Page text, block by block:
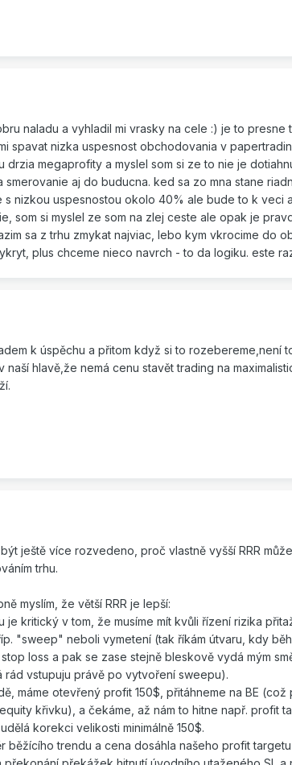
naladu a vyhladil mi vrasky na cele :) je to presne
spavat nizka uspesnost obchodovania v
drzia megaprofity a myslel som si ze to nie je
aj do buducna. ked sa zo mna stane
nizkou uspesnostou okolo 40% ale bude to k veci
som si myslel ze som na zlej ceste ale opak je
sa z trhu zmykat najviac, lebo kym vkrocime do
plus chceme nieco navrch - to da logiku. este
k úspěchu a přitom když si to rozebereme,není
hlavě,že nemá cenu stavět trading na
ještě více rozvedeno, proč vlastně vyšší RRR
trhu.
myslím, že větší RRR je lepší:
kritický v tom, že musíme mít kvůli řízení rizika
"sweep" neboli vymetení (tak říkám útvaru, kdy
loss a pak se zase stejně bleskově vydá mým
vstupuju právě po vytvoření sweepu).
máme otevřený profit 150$, přitáhneme na BE (což
křivku), a čekáme, až nám to hitne např. profit
korekci velikosti minimálně 150$.
běžícího trendu a cena dosáhla našeho profit